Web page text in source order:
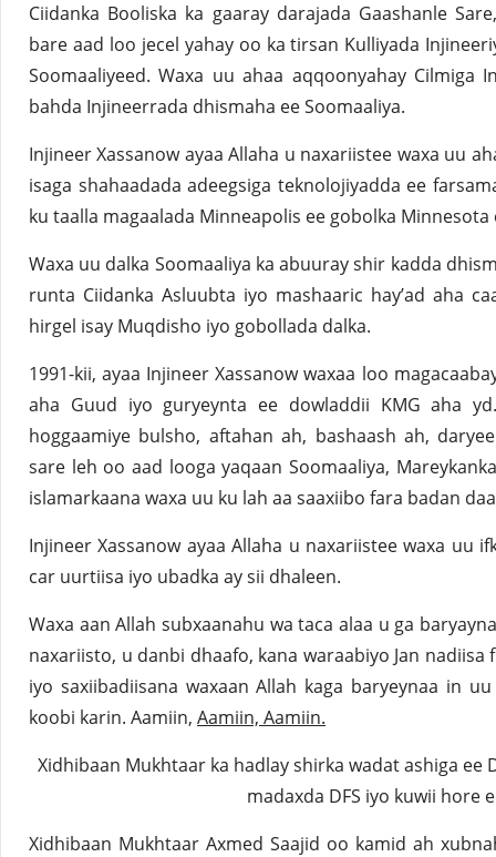
Ciidanka Booliska ka gaaray darajada Gaashanle
bare aad loo jecel yahay oo ka tirsan Kulliyada
Soomaaliyeed. Waxa uu ahaa aqqoonyahay Cilmiga
bahda Injineerrada dhismaha ee Soomaaliya.
Injineer Xassanow ayaa Allaha u naxariistee waxa uu
isaga shahaadada adeegsiga teknolojiyadda ee
ku taalla magaalada Minneapolis ee gobolka Minnesota
Waxa uu dalka Soomaaliya ka abuuray shir kadda
runta Ciidanka Asluubta iyo mashaaric hay’ad aha
hirgel isay Muqdisho iyo gobollada dalka.
1991-kii, ayaa Injineer Xassanow waxaa loo
aha Guud iyo guryeynta ee dowladdii KMG aha
hoggaamiye bulsho, aftahan ah, bashaash ah,
sare leh oo aad looga yaqaan Soomaaliya,
islamarkaana waxa uu ku lah aa saaxiibo fara badan
Injineer Xassanow ayaa Allaha u naxariistee waxa uu
car uurtiisa iyo ubadka ay sii dhaleen.
Waxa aan Allah subxaanahu wa taca alaa u ga
naxariisto, u danbi dhaafo, kana waraabiyo Jan
iyo saxiibadiisana waxaan Allah kaga baryeynaa in
koobi karin. Aamiin, Aamiin, Aamiin.
Xidhibaan Mukhtaar ka hadlay shirka wadat ashiga
madaxda DFS iyo kuwii hore
Xidhibaan Mukhtaar Axmed Saajid oo kamid ah